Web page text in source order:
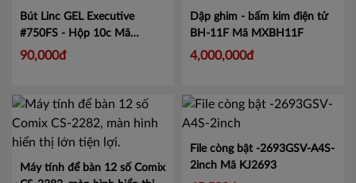
Bút Linc GEL Executive
#750FS - Hộp 10c Mã
LIN750
90,000đ
Dập ghim - bấm kim điện tử
BH-11F Mã MXBH11F
4,000,000đ
Máy tính để bàn 12 số Comix
File còng bật -2693GSV-A4S-
2inch Mã KJ2693